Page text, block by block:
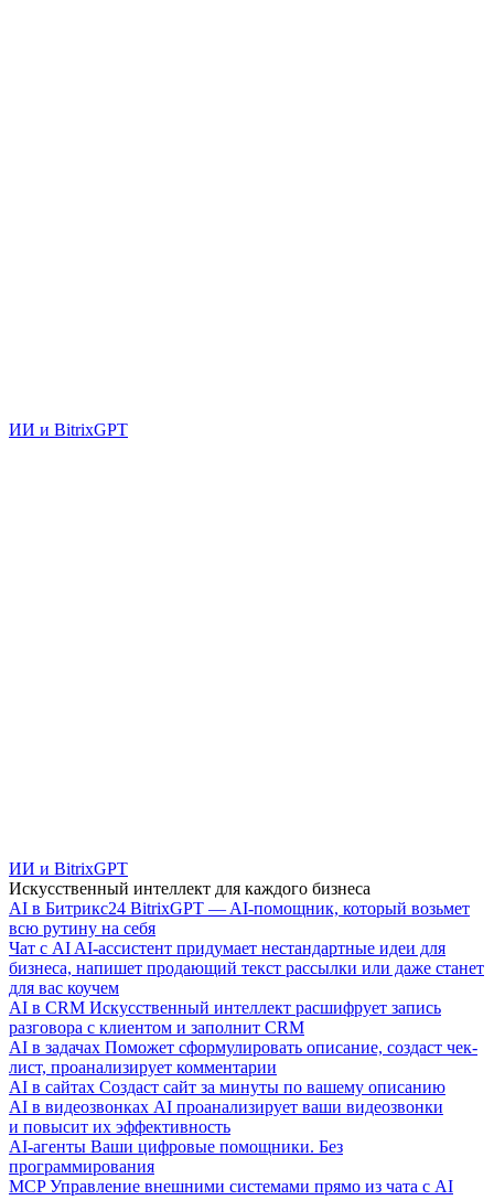
ИИ и BitrixGPT
ИИ и BitrixGPT
Искусственный интеллект для каждого бизнеса
AI в Битрикс24 BitrixGPT — AI-помощник, который возьмет
всю рутину на себя
Чат с AI AI-ассистент придумает нестандартные идеи для
бизнеса, напишет продающий текст рассылки или даже станет
для вас коучем
AI в CRM Искусственный интеллект расшифрует запись
разговора с клиентом и заполнит CRM
AI в задачах Поможет сформулировать описание, создаст чек-
лист, проанализирует комментарии
AI в сайтах Создаст сайт за минуты по вашему описанию
AI в видеозвонках AI проанализирует ваши видеозвонки
и повысит их эффективность
AI-агенты Ваши цифровые помощники. Без
программирования
MCP Управление внешними системами прямо из чата с AI